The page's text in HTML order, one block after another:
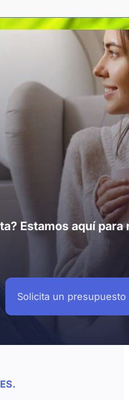
Estamos aquí
Solicita un presupuesto